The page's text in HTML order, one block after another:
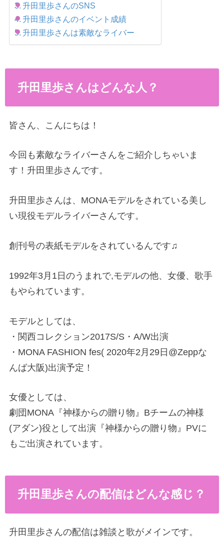
升田里歩さんのSNS
升田里歩さんのイベント成績
升田里歩さんは素敵なライバー
升田里歩さんはどんな人？
皆さん、こんにちは！
今回も素敵なライバーさんをご紹介しちゃいま
す！升田里歩さんです。
升田里歩さんは、MONAモデルをされている美し
い現役モデルライバーさんです。
創刊号の表紙モデルをされているんです♫
1992年3月1日のうまれで,モデルの他、女優、歌手
もやられています。
モデルとしては、
・関西コレクション2017S/S・A/W出演
・MONA FASHION fes( 2020年2月29日@Zeppな
んば大阪)出演予定！
女優としては、
劇団MONA『神様からの贈り物』Bチームの神様
(アダン)役として出演『神様からの贈り物』PVに
もご出演されています。
升田里歩さんの配信はどんな感じ？
升田里歩さんの配信は雑談と歌がメインです。